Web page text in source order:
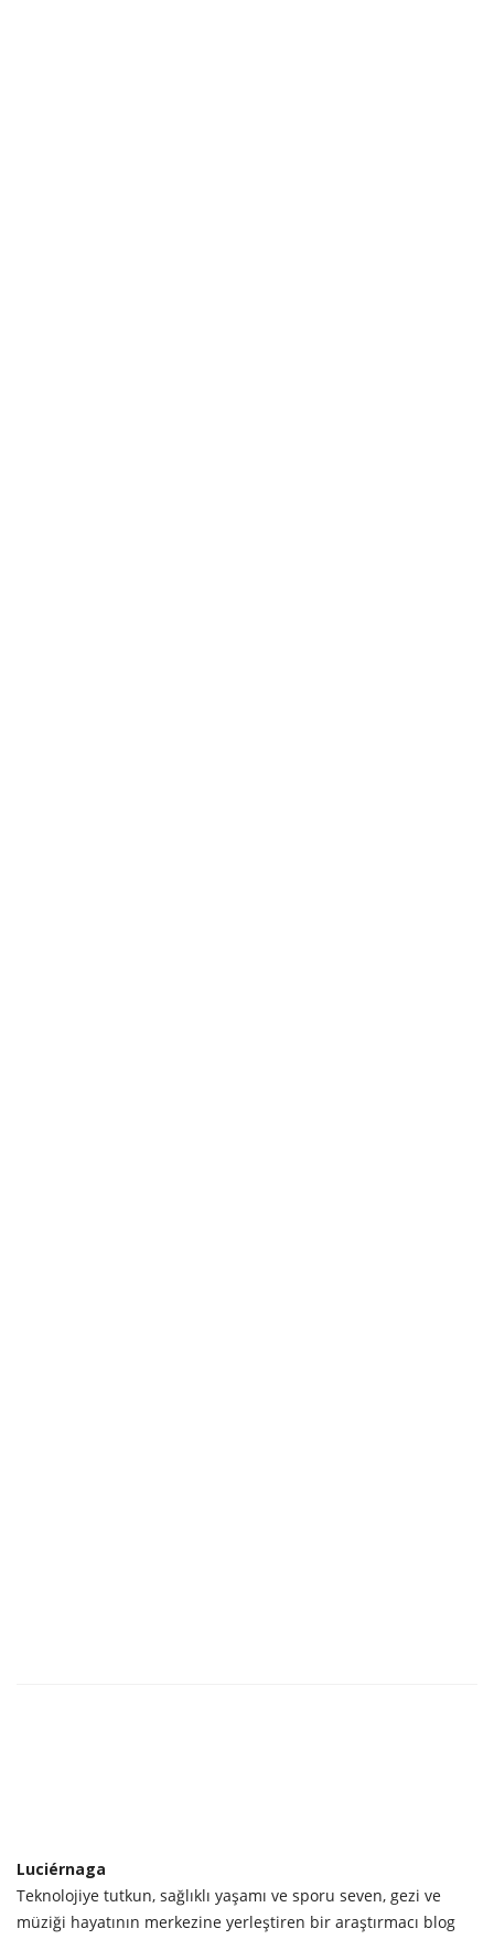
Luciérnaga
Teknolojiye tutkun, sağlıklı yaşamı ve sporu seven, gezi ve
müziği hayatının merkezine yerleştiren bir araştırmacı blog